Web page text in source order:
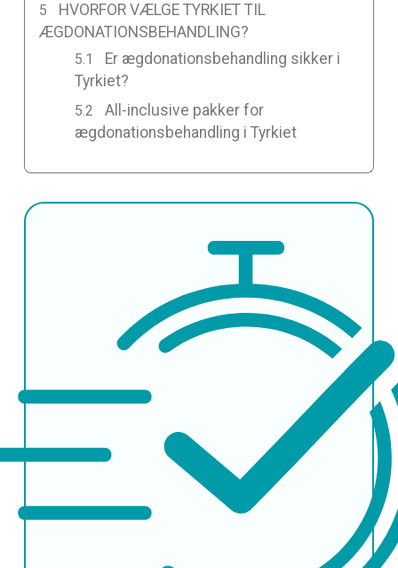
HVORFOR VÆLGE TYRKIET TIL
ÆGDONATIONSBEHANDLING?
Er ægdonationsbehandling sikker i
Tyrkiet?
All-inclusive pakker for
ægdonationsbehandling i Tyrkiet